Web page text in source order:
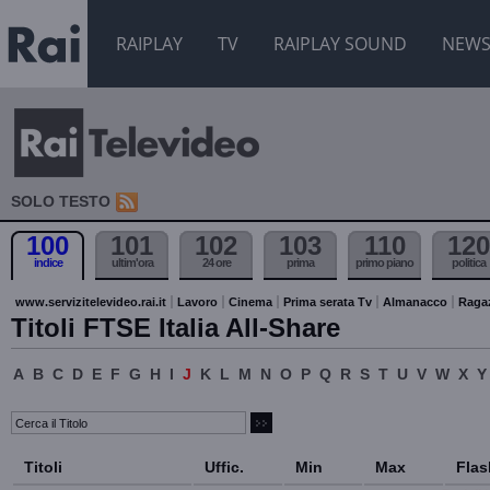
RAIPLAY TV RAIPLAY SOUND NEWS
SOLO TESTO
100
indice
101
ultim'ora
102
24 ore
103
prima
110
primo piano
120
politica
www.servizitelevideo.rai.it Lavoro Cinema Prima serata Tv Almanacco
Titoli FTSE Italia All-Share
A B C D E F G H I J K L M N O P Q R S T U V W X Y
Titoli Uffic. Min Max